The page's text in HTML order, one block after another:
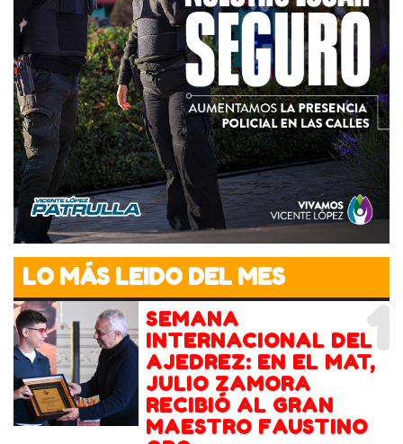
LO MÁS LEIDO DEL MES
1
SEMANA
INTERNACIONAL DEL
AJEDREZ: EN EL MAT,
JULIO ZAMORA
RECIBIÓ AL GRAN
MAESTRO FAUSTINO